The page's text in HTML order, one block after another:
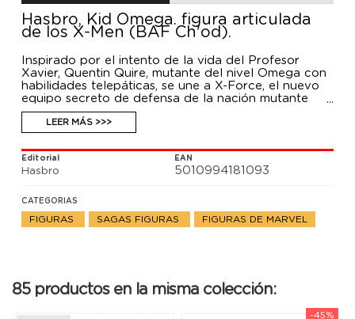
Hasbro, Kid Omega. figura articulada
de los X-Men (BAF Ch'od).
Inspirado por el intento de la vida del Profesor
Xavier, Quentin Quire, mutante del nivel Omega con
habilidades telepáticas, se une a X-Force, el nuevo
equipo secreto de defensa de la nación mutante
Krakoa como Kid Omega.
Esta figura coleccionable Marvel Legends X-Men de
15 cm está diseñada para lucir como el personaje de
Marvel's Kid Omega de los cómics de X-Force, de
Marvel, y cuenta con detalles premium y múltiples
puntos de articulación.
LEER MÁS >>>
Editorial
Hasbro
EAN
5010994181093
CATEGORIAS
FIGURAS SAGAS FIGURAS FIGURAS DE MARVEL
85 productos en la misma colección:
-45%